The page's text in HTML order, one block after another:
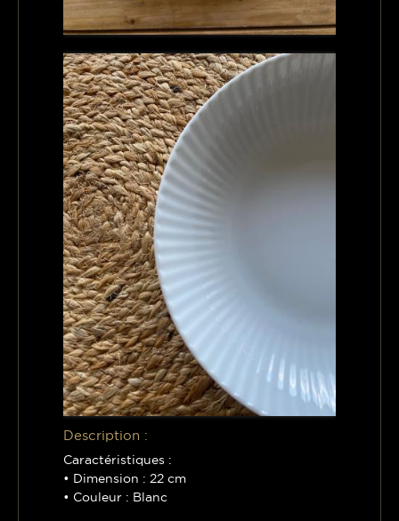
Description :
Caractéristiques :
• Dimension : 22 cm
• Couleur : Blanc